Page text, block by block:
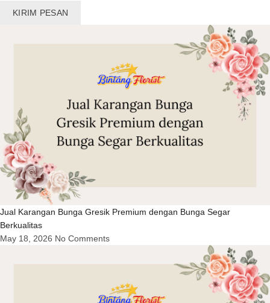
KIRIM PESAN
Jual Karangan Bunga Gresik Premium dengan Bunga Segar
Berkualitas
May 18, 2026 No Comments